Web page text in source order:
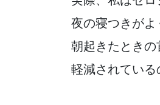
夜の寝つきがよ
朝起きたときの
軽減されている